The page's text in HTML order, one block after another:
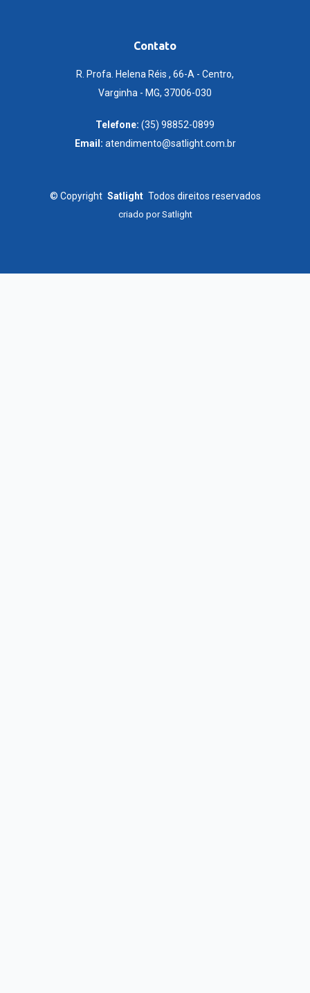
Contato
R. Profa. Helena Réis , 66-A - Centro,
Varginha - MG, 37006-030
Telefone: (35) 98852-0899
Email: atendimento@satlight.com.br
© Copyright Satlight Todos direitos reservados
criado porSatlight